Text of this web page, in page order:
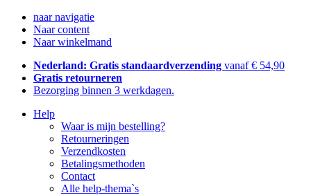
naar navigatie
Naar content
Naar winkelmand
Nederland: Gratis standaardverzending vanaf € 54,90
Gratis retourneren
Bezorging binnen 3 werkdagen.
Help
Waar is mijn bestelling?
Retourneringen
Verzendkosten
Betalingsmethoden
Contact
Alle help-thema`s